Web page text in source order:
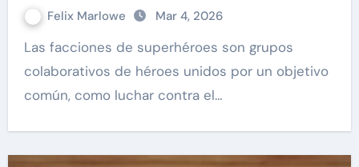
Felix Marlowe Mar 4, 2026
Las facciones de superhéroes son grupos
colaborativos de héroes unidos por un objetivo
común, como luchar contra el…